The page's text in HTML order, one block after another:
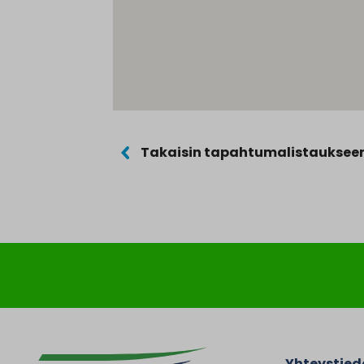
Takaisin